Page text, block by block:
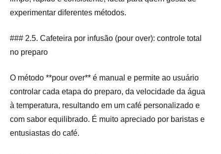
experimentar diferentes métodos.
### 2.5. Cafeteira por infusão (pour over): controle total
no preparo
O método **pour over** é manual e permite ao usuário
controlar cada etapa do preparo, da velocidade da água
à temperatura, resultando em um café personalizado e
com sabor equilibrado. É muito apreciado por baristas e
entusiastas do café.